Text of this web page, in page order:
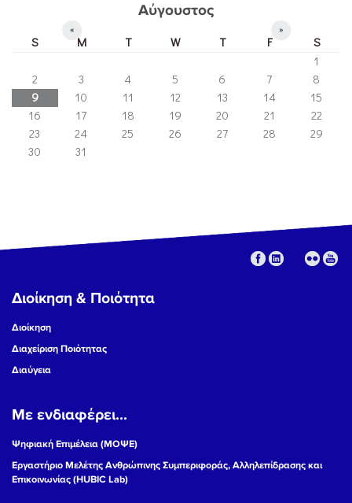
Αύγουστος
« »
S M T W T F
S
1
2
3 4 5 6 7
8
9
10 11 12 13 14
15
16
17 18 19 20 21
22
23
24 25 26 27 28
29
30
31
Διοίκηση & Ποιότητα
Διοίκηση
Διαχείριση Ποιότητας
Διαύγεια
Με ενδιαφέρει...
Ψηφιακή Επιμέλεια (ΜΟΨΕ)
Εργαστήριο Μελέτης Ανθρώπινης Συμπεριφοράς, Αλληλεπίδρασης και
Επικοινωνίας (HUBIC Lab)